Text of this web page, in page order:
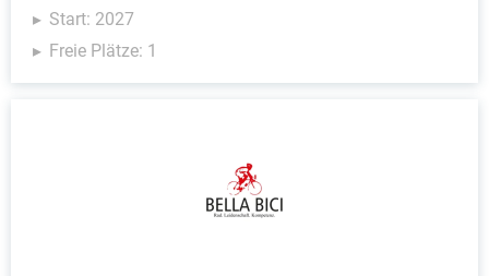
Start: 2027
Freie Plätze: 1